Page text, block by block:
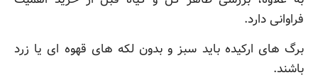
فراوانی دارد.
برگ های ارکیده باید سبز و بدون لکه های قهوه ای یا زرد
باشند.